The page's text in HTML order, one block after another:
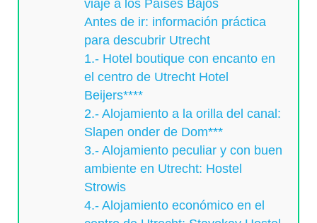
viaje a los Países Bajos
Antes de ir: información práctica
para descubrir Utrecht
1.- Hotel boutique con encanto en
el centro de Utrecht Hotel
Beijers****
2.- Alojamiento a la orilla del canal:
Slapen onder de Dom***
3.- Alojamiento peculiar y con buen
ambiente en Utrecht: Hostel
Strowis
4.- Alojamiento económico en el